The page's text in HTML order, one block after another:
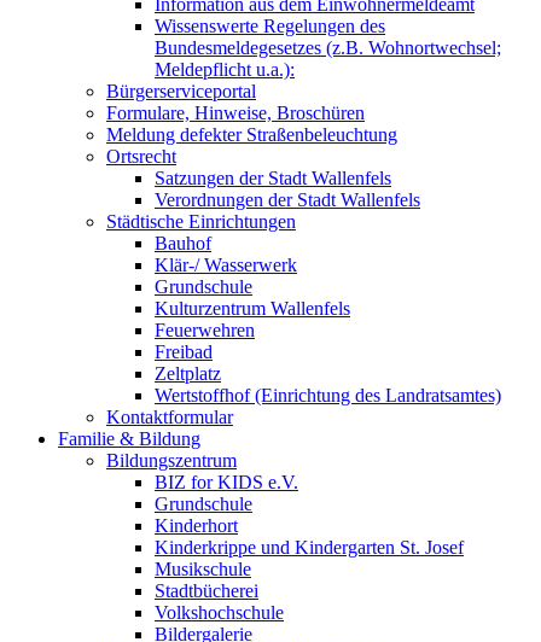
Information aus dem Einwohnermeldeamt
Wissenswerte Regelungen des
Bundesmeldegesetzes (z.B. Wohnortwechsel;
Meldepflicht u.a.):
Bürgerserviceportal
Formulare, Hinweise, Broschüren
Meldung defekter Straßenbeleuchtung
Ortsrecht
Satzungen der Stadt Wallenfels
Verordnungen der Stadt Wallenfels
Städtische Einrichtungen
Bauhof
Klär-/ Wasserwerk
Grundschule
Kulturzentrum Wallenfels
Feuerwehren
Freibad
Zeltplatz
Wertstoffhof (Einrichtung des Landratsamtes)
Kontaktformular
Familie & Bildung
Bildungszentrum
BIZ for KIDS e.V.
Grundschule
Kinderhort
Kinderkrippe und Kindergarten St. Josef
Musikschule
Stadtbücherei
Volkshochschule
Bildergalerie